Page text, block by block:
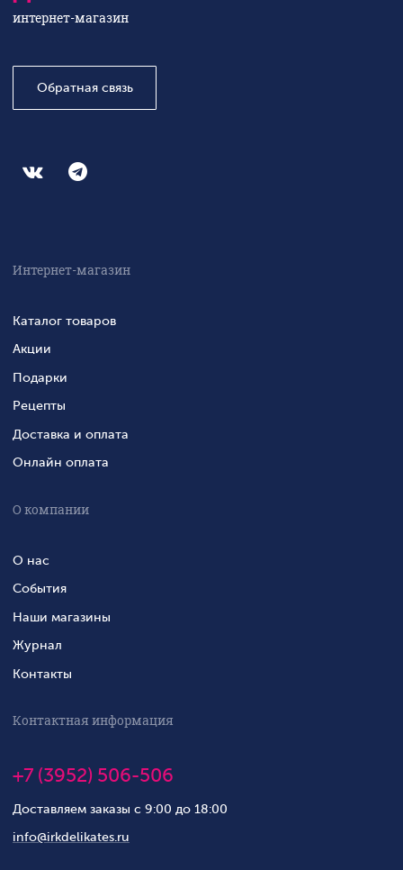
интернет-магазин
Обратная связь
Интернет-магазин
Каталог товаров
Акции
Подарки
Рецепты
Доставка и оплата
Онлайн оплата
О компании
О нас
События
Наши магазины
Журнал
Контакты
Контактная информация
+7 (3952) 506-506
Доставляем заказы с 9:00 до 18:00
info@irkdelikates.ru